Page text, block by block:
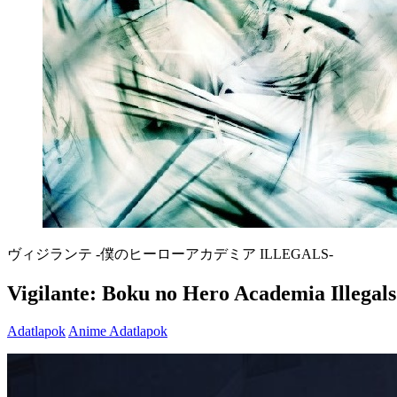
ヴィジランテ -僕のヒーローアカデミア ILLEGALS-
Vigilante: Boku no Hero Academia
Adatlapok Anime Adatlapok